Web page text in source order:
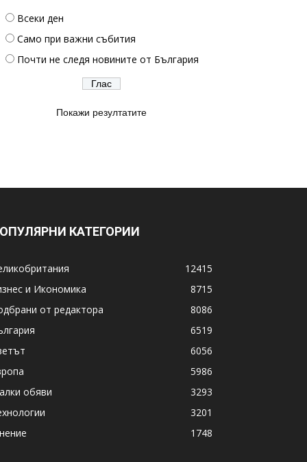
Всеки ден
Само при важни събития
Почти не следя новините от България
Покажи резултатите
КАТЕГОРИИ
12415
и Икономика
8715
от редактора
8086
6519
6056
5986
обяви
3293
3201
1748